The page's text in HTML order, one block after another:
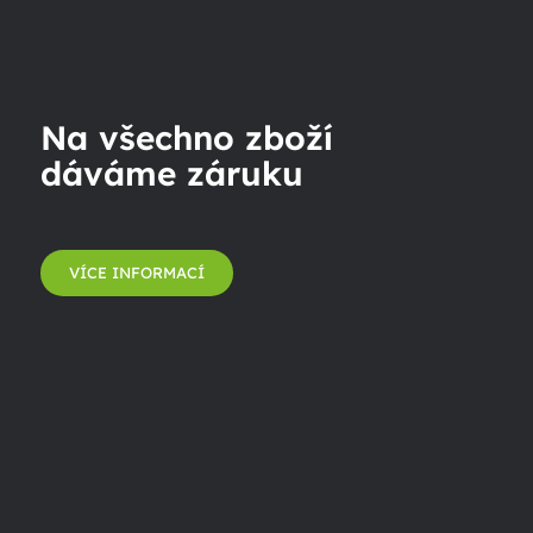
Na všechno zboží
dáváme záruku
VÍCE INFORMACÍ